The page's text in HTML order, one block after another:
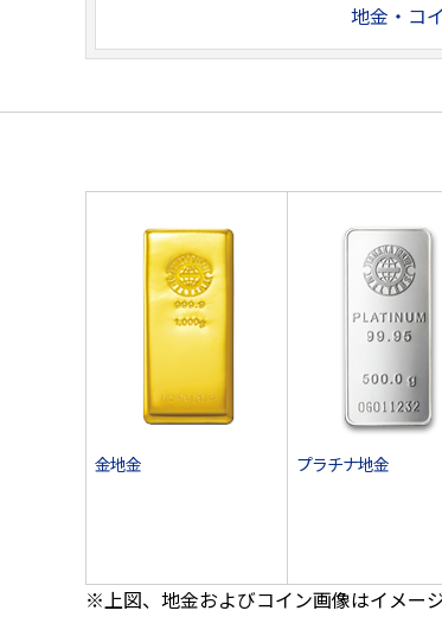
地金・コ
金地金 プラチナ地金
※上図、地金およびコイン画像はイメー